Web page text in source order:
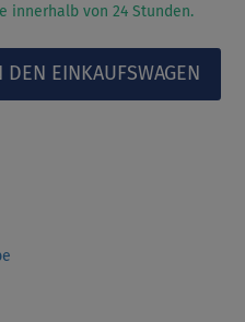
innerhalb von 24 Stunden.